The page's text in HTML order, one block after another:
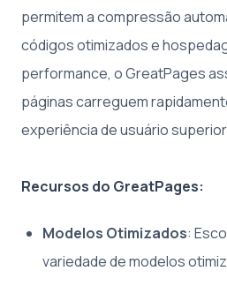
permitem a compressão
códigos otimizados e
performance, o GreatPages
páginas carreguem
experiência de usuário
Recursos do GreatPages:
Modelos Otimizados:
variedade de modelos